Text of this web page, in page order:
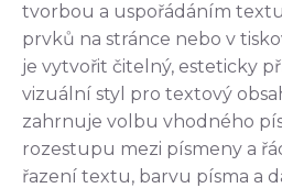
tvorbou a uspořádáním
prvků na stránce nebo v
je vytvořit čitelný, esteticky
vizuální styl pro textový
zahrnuje volbu vhodného
rozestupu mezi písmeny a
řazení textu, barvu písma a